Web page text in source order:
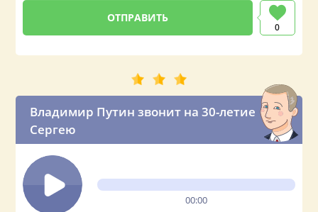
0
Владимир Путин звонит на 30-летие
Сергею
00:00